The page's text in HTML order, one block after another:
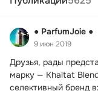
● ParfumJoie ●
9 июн 2019
Друзья, рады
марку — Khaltat
селективный бренд